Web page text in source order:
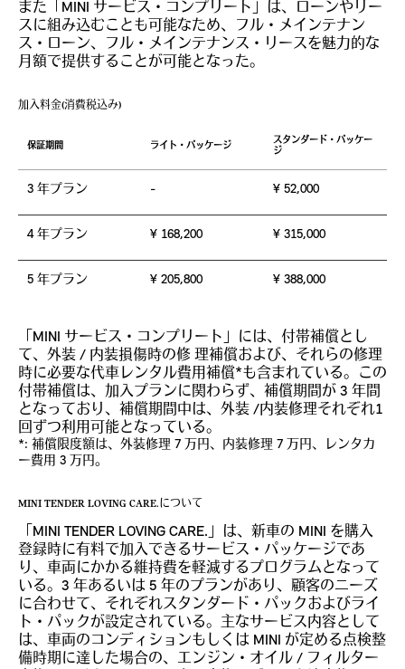
また「MINI サービス・コンプリート」は、ローンやリー
スに組み込むことも可能なため、フル・メインテナン
ス・ローン、フル・メインテナンス・リースを魅力的な
月額で提供することが可能となった。
加入料金(消費税込み)
保証期間 ライト・パッケージ
スタンダード・パッケー
ジ
3 年プラン - ¥ 52,000
4 年プラン ¥ 168,200 ¥ 315,000
5 年プラン ¥ 205,800 ¥ 388,000
「MINI サービス・コンプリート」には、付帯補償とし
て、外装 / 内装損傷時の修 理補償および、それらの修理
時に必要な代車レンタル費用補償*も含まれている。この
付帯補償は、加入プランに関わらず、補償期間が 3 年間
となっており、補償期間中は、外装 /内装修理それぞれ1
回ずつ利用可能となっている。
*: 補償限度額は、外装修理 7 万円、内装修理 7 万円、レンタカ
ー費用 3 万円。
MINI TENDER LOVING CARE.について
「MINI TENDER LOVING CARE.」は、新車の MINI を購入
登録時に有料で加入できるサービス・パッケージであ
り、車両にかかる維持費を軽減するプログラムとなって
いる。3 年あるいは 5 年のプランがあり、顧客のニーズ
に合わせて、それぞれスタンダード・パックおよびライ
ト・パックが設定されている。主なサービス内容として
は、車両のコンディションもしくは MINI が定める点検整
備時期に達した場合の、エンジン・オイル / フィルター